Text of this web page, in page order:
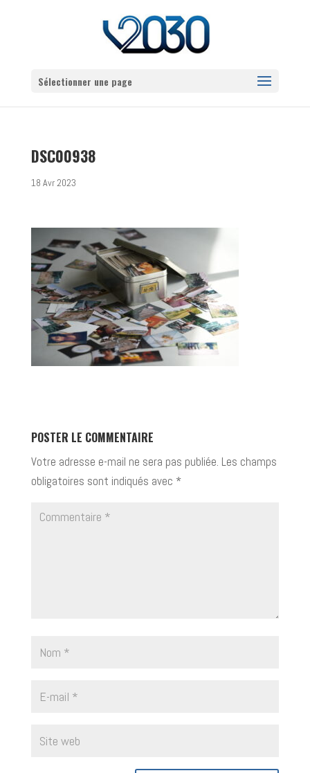
Sélectionner une page
DSC00938
18 Avr 2023
POSTER LE COMMENTAIRE
Votre adresse e-mail ne sera pas publiée. Les champs
obligatoires sont indiqués avec *